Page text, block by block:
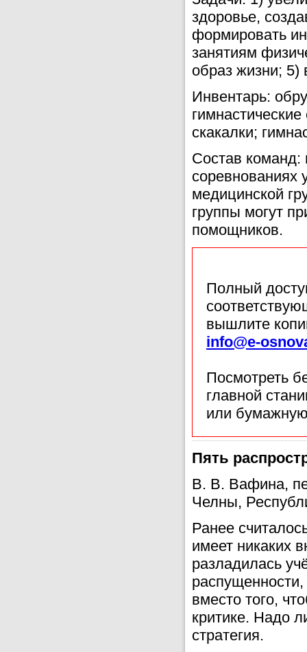
здоровье,
формировать
занятиям
образ жизни; 5)
Инвентарь:
скакалки;
Состав команд:
соревнованиях
медицинской
группы могут
помощников.
Полный
вышлите
info@e-
Посмотреть
главной
или
Пять
В. В. Вафина,
Челны,
Ранее
имеет никаких
разладилась
распущенности,
вместо того,
критике. Надо
стратегия.